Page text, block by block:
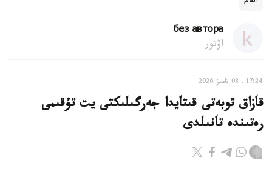
без автора
اۆتور
17:24, 08 تامىز 2026
قازاق توبەتى قىتايدا جەرگىلىكتى يت تۇقىمى
رەتىندە تانىلدى